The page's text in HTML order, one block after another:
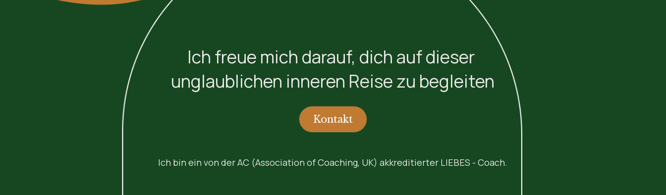
Ich freue mich darauf, dich auf dieser
unglaublichen inneren Reise zu begleiten
Kontakt
Ich bin ein von der AC (Association of Coaching, UK) akkreditierter LIEBES - Coach.